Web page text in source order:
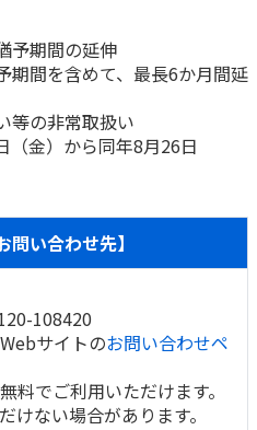
予期間の延伸
間を含めて、最長6か月間延
の非常取扱い
金）から同年8月26日
問い合わせ先】
108420
サイトのお問い合わせペ
でご利用いただけます。
ない場合があります。